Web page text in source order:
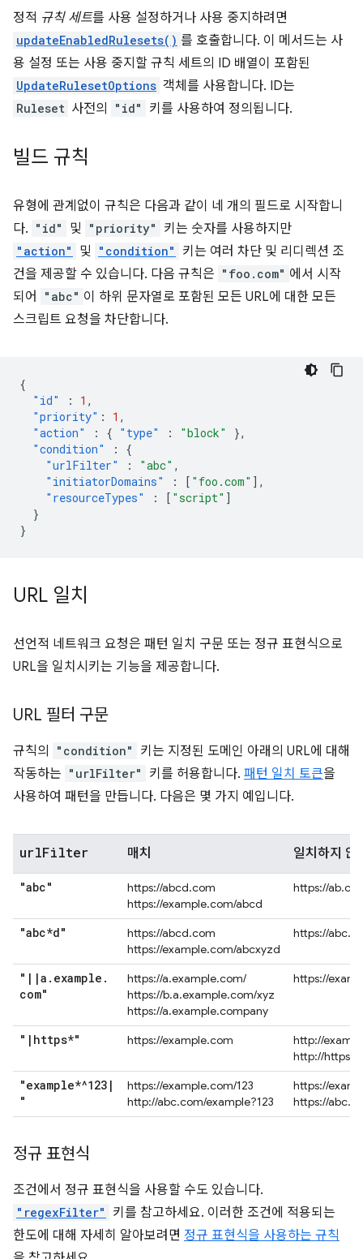
정적 규칙 세트를 사용 설정하거나 사용 중지하려면
updateEnabledRulesets() 를 호출합니다. 이 메서드는 사
용 설정 또는 사용 중지할 규칙 세트의 ID 배열이 포함된
UpdateRulesetOptions 객체를 사용합니다. ID는
Ruleset 사전의 "id" 키를 사용하여 정의됩니다.
빌드 규칙
유형에 관계없이 규칙은 다음과 같이 네 개의 필드로 시작합니
다. "id" 및 "priority" 키는 숫자를 사용하지만
"action" 및 "condition"
키는 여러 차단 및 리디렉션 조
건을 제공할 수 있습니다. 다음 규칙은 "foo.com" 에서 시작
되어
"abc" 이 하위 문자열로 포함된 모든 URL에 대한 모든
스크립트 요청을 차단합니다.
{
"id"
: 1 ,
"priority" : 1 ,
"action"
: { "type" : "block"
},
"condition"
:
{
"urlFilter"
: "abc" ,
"initiatorDomains"
: [ "foo.com" ],
"resourceTypes"
: [ "script" ]
}
}
URL 일치
선언적 네트워크 요청은 패턴 일치 구문 또는 정규 표현식으로
URL을 일치시키는 기능을 제공합니다.
URL 필터 구문
규칙의 "condition"
키는 지정된 도메인 아래의 URL에 대해
작동하는 "urlFilter" 키를 허용합니다. 패턴 일치 토큰을
사용하여 패턴을 만듭니다. 다음은 몇 가지 예입니다.
urlFilter 매치 일치하지 않
"abc"
https://abcd.com
https://example.com/abcd
https://
"abc*d"
https://abcd.com
https://example.com/abcxyzd
https://
" | |a . example .
com"
https://a.example.com/
https://b.a.example.com/xyz
https://a.example.company
https://
" | https*" https://example.com
http://
http://
"example*^123 |
"
https://example.com/123
http://abc.com/example?123
https://
https://
정규 표현식
조건에서 정규 표현식을 사용할 수도 있습니다.
"regexFilter"
키를 참고하세요. 이러한 조건에 적용되는
한도에 대해 자세히 알아보려면 정규 표현식을 사용하는 규칙